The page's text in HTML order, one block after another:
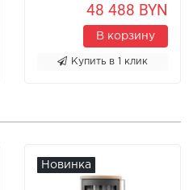
48 488 BYN
В корзину
Купить в 1 клик
Новинка